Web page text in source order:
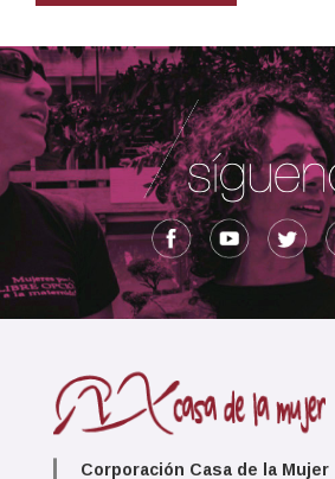
Corporación Casa de la Mujer